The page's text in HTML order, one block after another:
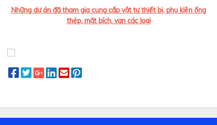
Những dự án đã tham gia cung cấp vật tư thiết bị, phụ kiện ống
thép, mặt bích, van các loại